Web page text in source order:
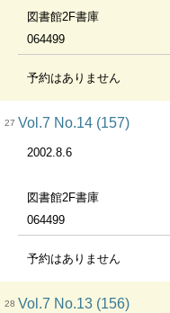
図書館2F書庫
064499
予約はありません
27 Vol.7 No.14 (157)
2002.8.6
図書館2F書庫
064499
予約はありません
28 Vol.7 No.13 (156)